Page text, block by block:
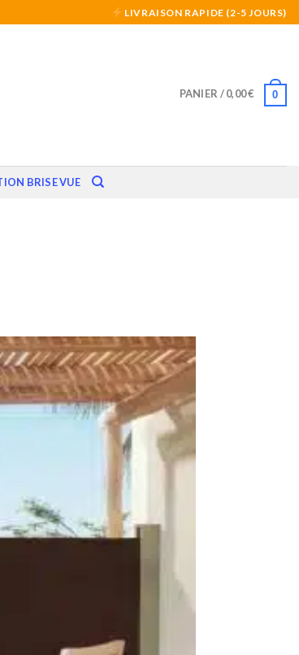
LIVRAISON RAPIDE (2-5 JOURS)
PANIER /0,00€ 0
BRISE VUE